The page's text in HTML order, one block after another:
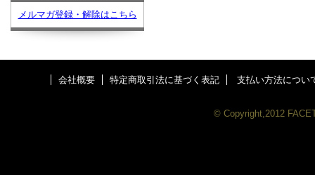
メルマガ登録・解除はこちら
会社概要 特定商取引法に基づく表記 支払い方法につい
© Copyright,2012